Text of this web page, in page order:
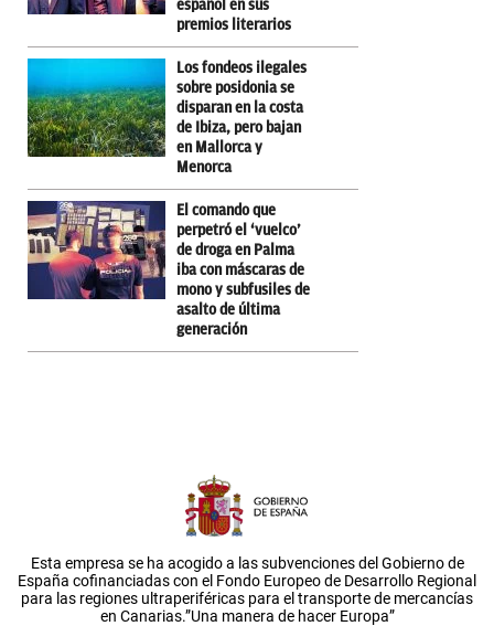
español en sus
premios literarios
Los fondeos ilegales
sobre posidonia se
disparan en la costa
de Ibiza, pero bajan
en Mallorca y
Menorca
El comando que
perpetró el ‘vuelco’
de droga en Palma
iba con máscaras de
mono y subfusiles de
asalto de última
generación
Esta empresa se ha acogido a las subvenciones del Gobierno de
España cofinanciadas con el Fondo Europeo de Desarrollo Regional
para las regiones ultraperiféricas para el transporte de mercancías
en Canarias.”Una manera de hacer Europa”